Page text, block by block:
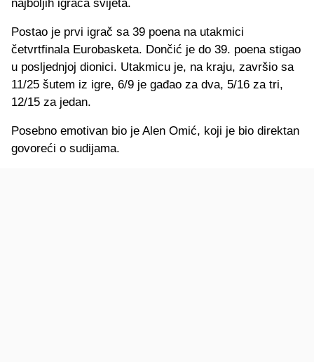
najboljih igrača svijeta.
Postao je prvi igrač sa 39 poena na utakmici
četvrtfinala Eurobasketa. Dončić je do 39. poena stigao
u posljednjoj dionici. Utakmicu je, na kraju, završio sa
11/25 šutem iz igre, 6/9 je gađao za dva, 5/16 za tri,
12/15 za jedan.
Posebno emotivan bio je Alen Omić, koji je bio direktan
govoreći o sudijama.